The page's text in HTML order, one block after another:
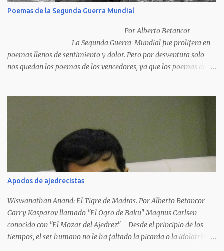
Poemas de la Segunda Guerra Mundial
Por Alberto Betancor
La Segunda Guerra Mundial fue prolifera en
poemas llenos de sentimiento y dolor. Pero por desventura solo
nos quedan los poemas de los vencedores, ya que los poemas de
acariciaron la causa nacional socialista, sus nombres con sus
Apodos de ajedrecistas
Wiswanathan Anand: El Tigre de Madras. Por Alberto Betancor
Garry Kasparov llamado "El Ogro de Baku" Magnus Carlsen
conocido con "El Mozar del Ajedrez" Desde el principio de los
tiempos, el ser humano no le ha faltado la picarda o la idolatría